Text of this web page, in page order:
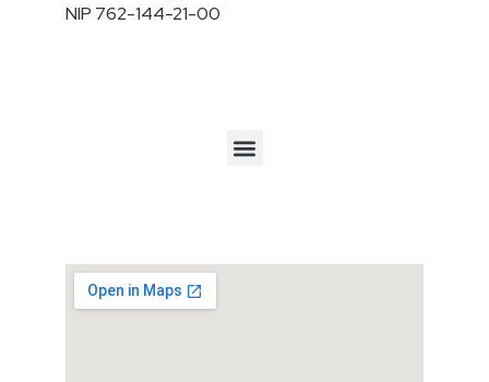
NIP 762-144-21-00